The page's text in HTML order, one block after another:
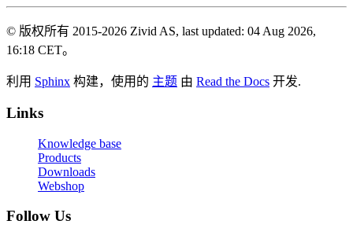
© 版权所有 2015-2026 Zivid AS, last updated: 04 Aug 2026,
16:18 CET。
利用 Sphinx 构建，使用的 主题 由 Read the Docs 开发.
Links
Knowledge base
Products
Downloads
Webshop
Follow Us